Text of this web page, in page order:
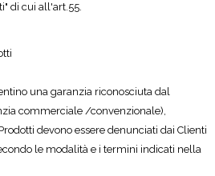
di cui all'art.55.
una garanzia riconosciuta dal
commerciale /convenzionale),
devono essere denunciati dai Clienti
le modalità e i termini indicati nella